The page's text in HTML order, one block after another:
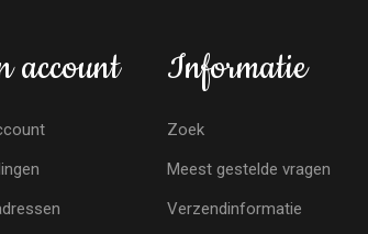
account Informatie
Zoek
Meest gestelde vragen
Verzendinformatie